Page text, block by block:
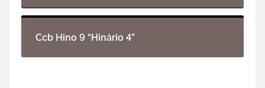
Ccb Hino 9 “Hinário 4”